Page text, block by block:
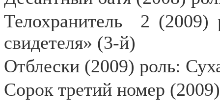
Телохранитель
2 (2009)
свидетеля» (3-й)
Отблески (2009) роль:
Сорок третий номер